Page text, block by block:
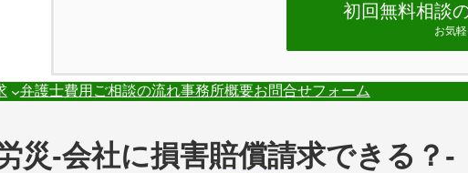
初回無料相談
お気
弁護士費用 ご相談の流れ事務所概要お問合せフォーム
災-会社に損害賠償請求できる？-